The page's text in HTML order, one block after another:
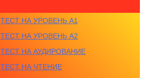
ТЕСТ НА УРОВЕНЬ A1
ТЕСТ НА УРОВЕНЬ A2
ТЕСТ НА АУДИРОВАНИЕ
ТЕСТ НА ЧТЕНИЕ